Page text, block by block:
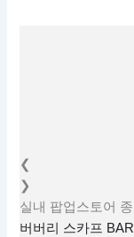
❮
❯
실내 팝업스토어
버버리 스카프